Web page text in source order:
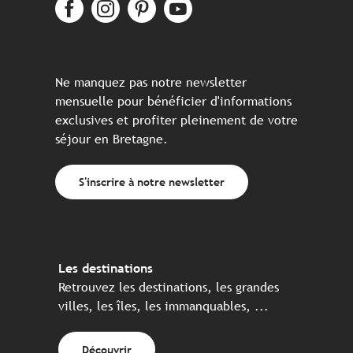
Ne manquez pas notre newsletter
mensuelle pour bénéficier d'informations
exclusives et profiter pleinement de votre
séjour en Bretagne.
S'inscrire à notre newsletter
Les destinations
Retrouvez les destinations, les grandes
villes, les îles, les immanquables, ...
Découvrir